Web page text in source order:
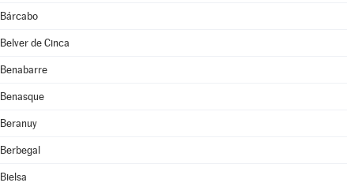
Bárcabo
Belver de Cinca
Benabarre
Benasque
Beranuy
Berbegal
Bielsa